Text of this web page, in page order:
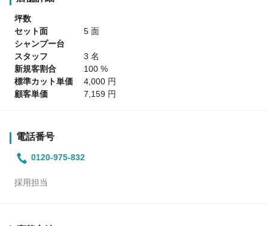
坪数
セット面
5 面
シャンプー台
スタッフ
3 名
新規客割合
100 %
標準カット単価
4,000 円
顧客単価
7,159 円
電話番号
0120-975-832
採用担当